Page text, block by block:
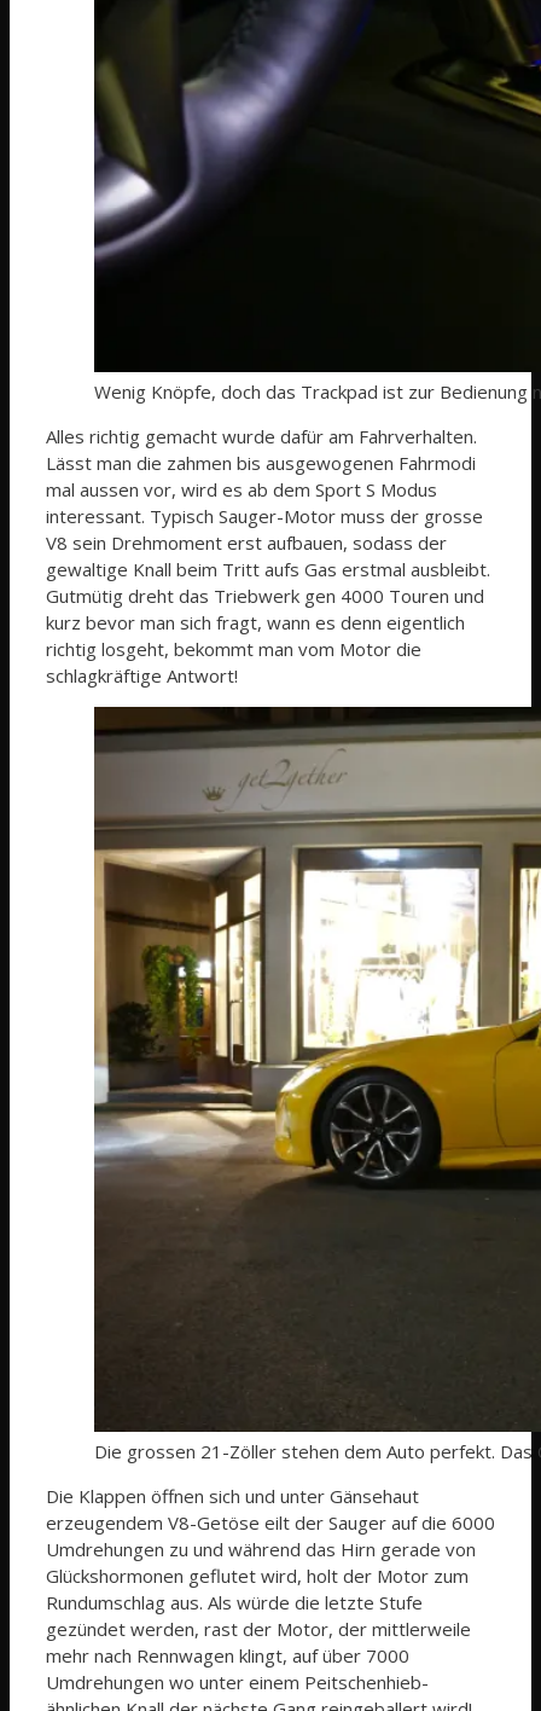
Wenig Knöpfe, doch das Trackpad ist zur Bedienung
Alles richtig gemacht wurde dafür am Fahrverhalten.
Lässt man die zahmen bis ausgewogenen Fahrmodi
mal aussen vor, wird es ab dem Sport S Modus
interessant. Typisch Sauger-Motor muss der grosse
V8 sein Drehmoment erst aufbauen, sodass der
gewaltige Knall beim Tritt aufs Gas erstmal ausbleibt.
Gutmütig dreht das Triebwerk gen 4000 Touren und
kurz bevor man sich fragt, wann es denn eigentlich
richtig losgeht, bekommt man vom Motor die
schlagkräftige Antwort!
Die grossen 21-Zöller stehen dem Auto perfekt. Das
Die Klappen öffnen sich und unter Gänsehaut
erzeugendem V8-Getöse eilt der Sauger auf die 6000
Umdrehungen zu und während das Hirn gerade von
Glückshormonen geflutet wird, holt der Motor zum
Rundumschlag aus. Als würde die letzte Stufe
gezündet werden, rast der Motor, der mittlerweile
mehr nach Rennwagen klingt, auf über 7000
Umdrehungen wo unter einem Peitschenhieb-